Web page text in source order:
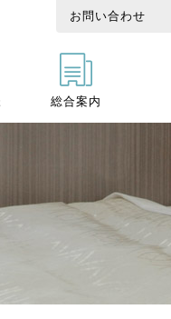
総合案内
お問い合わせ